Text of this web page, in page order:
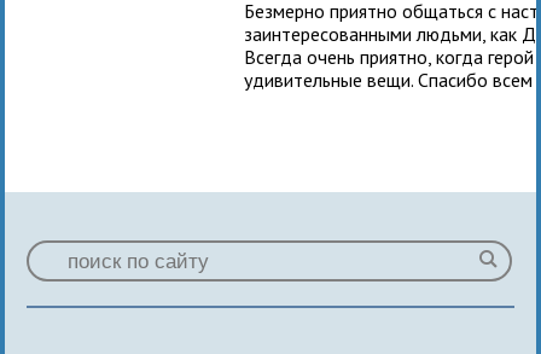
Безмерно приятно общаться с
заинтересованными людьми, как
Всегда очень приятно, когда
удивительные вещи. Спасибо